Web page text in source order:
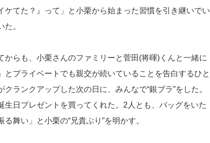
ケてた？』って」と小栗から始まった習慣を引き継いでい
。
からも、小栗さんのファミリーと菅田(将暉)くんと一緒に
とプライベートでも親交が続いていることを告白するひと
ランクアップした次の日に、みんなで“銀ブラ”をした。
生日プレゼントを買ってくれた。2人とも、バッグをいた
舞い」と小栗の“兄貴ぶり”を明かす。